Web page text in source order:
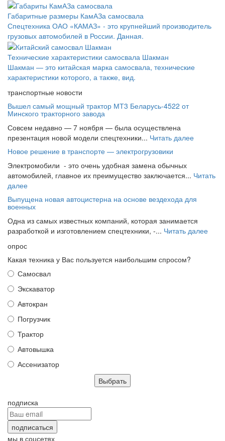
Габаритные размеры КамАЗа самосвала
Спецтехника ОАО «КАМАЗ» - это крупнейший производитель
грузовых автомобилей в России. Данная.
Технические характеристики самосвала Шакман
Шакман — это китайская марка самосвала, технические
характеристики которого, а также, вид.
транспортные новости
Вышел самый мощный трактор МТ3 Беларусь-4522 от
Минского тракторного завода
Совсем недавно — 7 ноября — была осуществлена
презентация новой модели спецтехники... Читать далее
Новое решение в транспорте — электрогрузовики
Электромобили - это очень удобная замена обычных
автомобилей, главное их преимущество заключается... Читать
далее
Выпущена новая автоцистерна на основе вездехода для
военных
Одна из самых известных компаний, которая занимается
разработкой и изготовлением спецтехники, -... Читать далее
опрос
Какая техника у Вас пользуется наибольшим спросом?
Самосвал
Экскаватор
Автокран
Погрузчик
Трактор
Автовышка
Ассенизатор
подписка
мы в соцсетях